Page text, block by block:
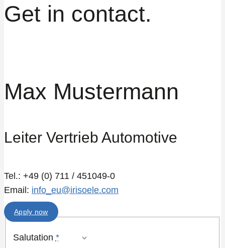
Get in contact.
Max Mustermann
Leiter Vertrieb Automotive
Tel.: +49 (0) 711 / 451049-0
Email: info_eu@irisoele.com
Apply now
Salutation *